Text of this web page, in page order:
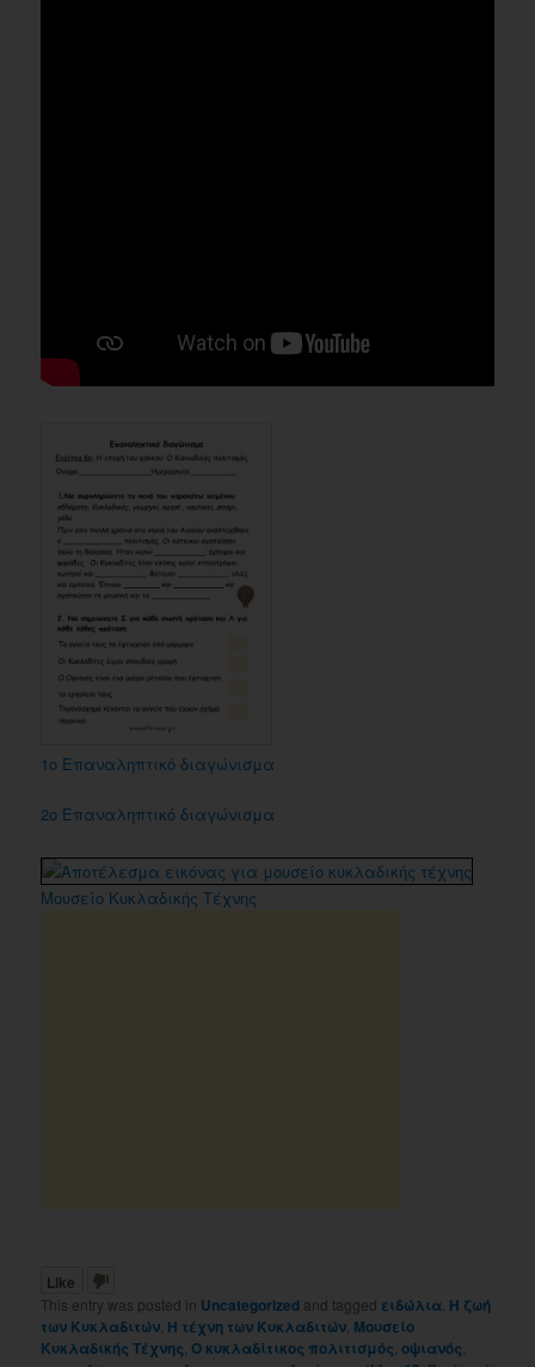
1ο Επαναληπτικό διαγώνισμα
2ο Επαναληπτικό διαγώνισμα
Μουσείο Κυκλαδικής Τέχνης
Like
This entry was posted in Uncategorized and tagged ειδώλια Η ζωή
των Κυκλαδιτών Η τέχνη των Κυκλαδιτών Μουσείο
Κυκλαδικής Τέχνης ,Ο κυκλαδίτικος πολιτισμός ,οψιανός